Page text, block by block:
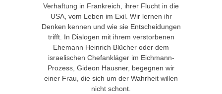
Verhaftung in Frankreich, ihrer Flucht in die
USA, vom Leben im Exil. Wir lernen ihr
Denken kennen und wie sie Entscheidungen
trifft. In Dialogen mit ihrem verstorbenen
Ehemann Heinrich Blücher oder dem
israelischen Chefankläger im Eichmann-
Prozess, Gideon Hausner, begegnen wir
einer Frau, die sich um der Wahrheit willen
nicht schont.